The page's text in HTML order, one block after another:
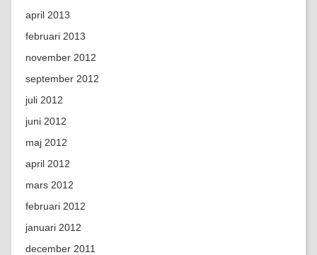
april 2013
februari 2013
november 2012
september 2012
juli 2012
juni 2012
maj 2012
april 2012
mars 2012
februari 2012
januari 2012
december 2011